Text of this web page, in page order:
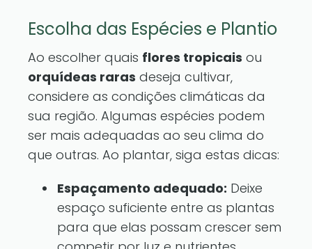
Escolha das Espécies e Plantio
Ao escolher quais flores tropicais ou
orquídeas raras deseja cultivar,
considere as condições climáticas da
sua região. Algumas espécies podem
ser mais adequadas ao seu clima do
que outras. Ao plantar, siga estas dicas:
Espaçamento adequado: Deixe
espaço suficiente entre as plantas
para que elas possam crescer sem